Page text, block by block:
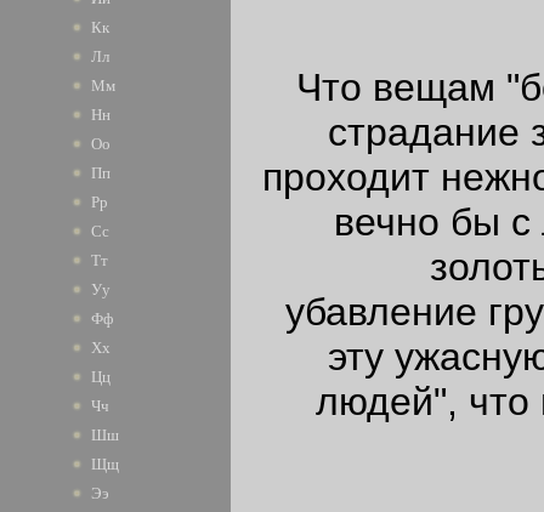
Кк
Лл
Мм
Нн
Оо
Пп
Рр
Сс
Тт
Уу
Фф
Хх
Цц
Чч
Шш
Щщ
Ээ
Что вещам
страдание
проходит
вечно бы
убавление
эту
людей", что